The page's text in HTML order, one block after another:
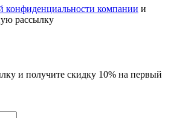
конфиденциальности компании и
рассылку
и получите скидку 10% на первый